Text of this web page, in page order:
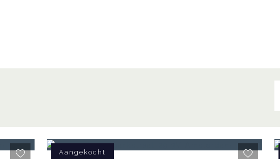
Aangekocht